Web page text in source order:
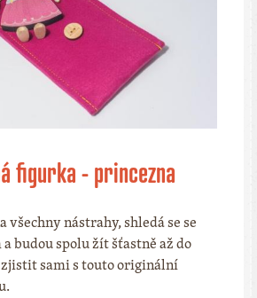
figurka - princezna
všechny nástrahy, shledá se se
budou spolu žít šťastně až do
sami s touto originální